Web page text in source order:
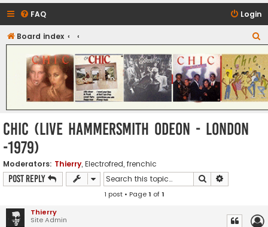
FAQ Login
Board index
e
a
r
c
h
CHIC - The Best of Funk
CHIC (Live Hammersmith Odeon - London
-1979)
Moderators: Thierry, Electrofred, frenchic
Post Reply Search
1 post • Page1 of1
Thierry
Site Admin